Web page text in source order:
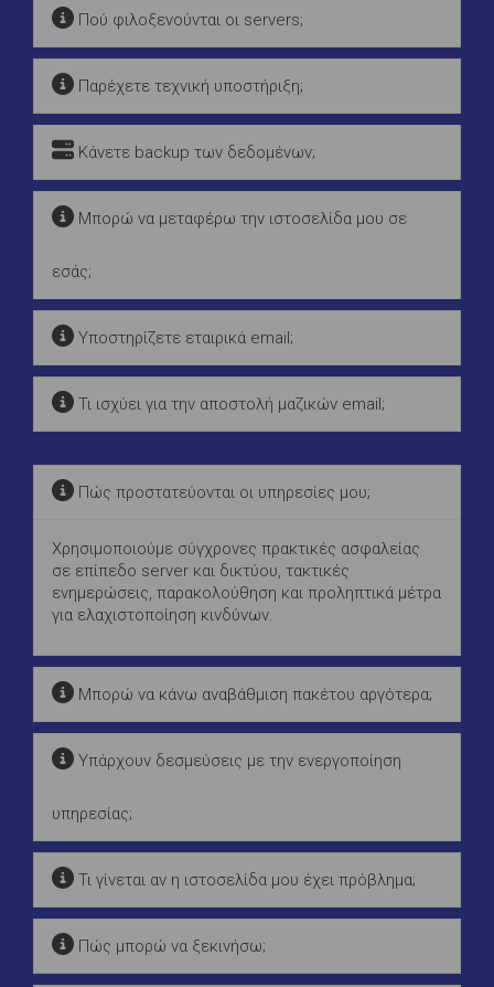
Πού φιλοξενούνται οι servers;
Παρέχετε τεχνική υποστήριξη;
Κάνετε backup των δεδομένων;
Μπορώ να μεταφέρω την ιστοσελίδα μου σε
εσάς;
Υποστηρίζετε εταιρικά email;
Τι ισχύει για την αποστολή μαζικών email;
Πώς προστατεύονται οι υπηρεσίες μου;
Χρησιμοποιούμε σύγχρονες πρακτικές ασφαλείας
σε επίπεδο server και δικτύου, τακτικές
ενημερώσεις, παρακολούθηση και προληπτικά μέτρα
για ελαχιστοποίηση κινδύνων.
Μπορώ να κάνω αναβάθμιση πακέτου αργότερα;
Υπάρχουν δεσμεύσεις με την ενεργοποίηση
υπηρεσίας;
Τι γίνεται αν η ιστοσελίδα μου έχει πρόβλημα;
Πώς μπορώ να ξεκινήσω;